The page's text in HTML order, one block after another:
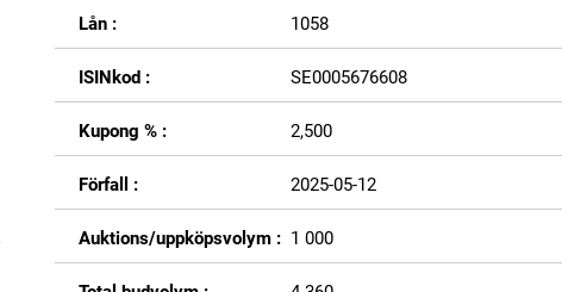
Lån : 1058
ISINkod : SE0005676608
Kupong % : 2,500
Förfall : 2025-05-12
Auktions/uppköpsvolym : 1 000